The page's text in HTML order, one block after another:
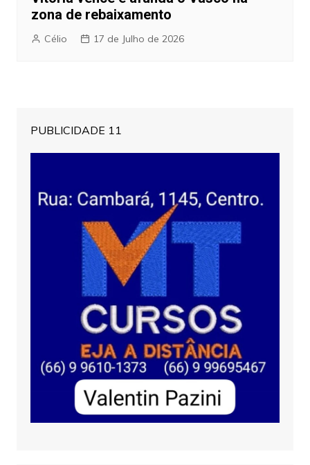
zona de rebaixamento
Célio 17 de Julho de 2026
PUBLICIDADE 11